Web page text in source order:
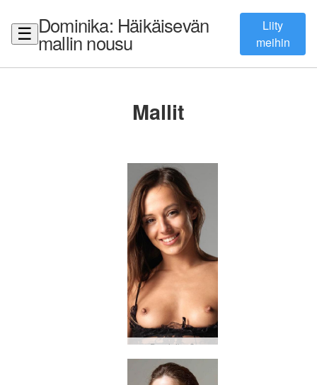
☰ Dominika: Häikäisevän
mallin nousu
Liity
meihin
Mallit
Dominika C